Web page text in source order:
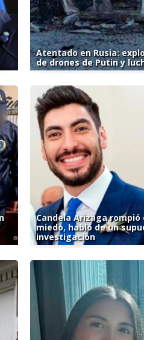
Atentado en Rusia:
de drones de Putin y
Candela Arizaga
miedo, habló de un
investigación